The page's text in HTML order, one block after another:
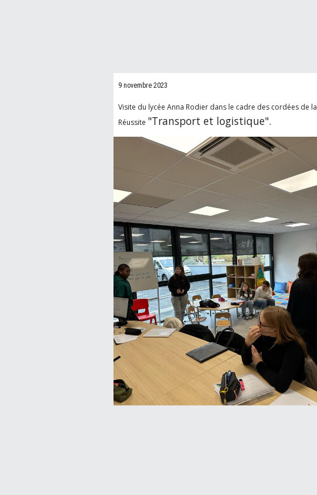
9 novembre 2023
Visite du lycée Anna Rodier dans le cadre des cordées de la
Réussite "Transport et logistique".